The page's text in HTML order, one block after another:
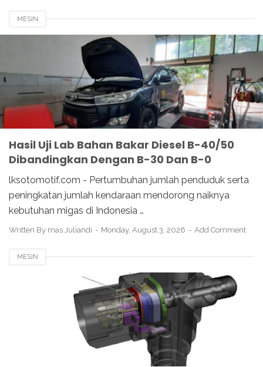
MESIN
Hasil Uji Lab Bahan Bakar Diesel B-40/50
Dibandingkan Dengan B-30 Dan B-0
lksotomotif.com - Pertumbuhan jumlah penduduk serta
peningkatan jumlah kendaraan mendorong naiknya
kebutuhan migas di Indonesia …
Written By mas Juliandi Monday, August 3, 2026 Add Comment
MESIN